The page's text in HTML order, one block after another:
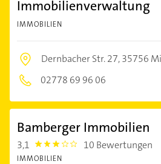
Immobilienverwaltung
IMMOBILIEN
Dernbacher Str. 27,35756
02778 69 96 06
Bamberger Immobilien
3,1 3.1000001 10 Bewertungen
IMMOBILIEN